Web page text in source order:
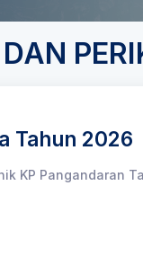
Tahun 2026
KP Pangandaran